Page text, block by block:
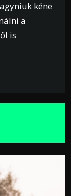
kéne
a
is